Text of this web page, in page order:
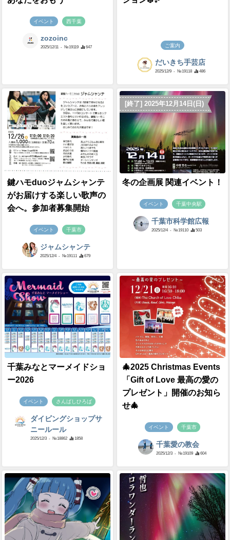
イベント 西千葉
zozoinc
2025/12/11 - №19119 647 ご案内
だいきち手芸店
2025/12/9 - №19118 486
鍵ハモduoジャムシャンテ
がお届けする楽しい歌声の
会へ。参加者募集開始
イベント 千葉市
ジャムシャンテ
2025/12/4 - №19111 679
[終了] 2025年12月14日(日)
冬の企画展 関連イベント！
イベント 千葉中央駅
千葉市科学館広報
2025/12/4 - №19110 503
千葉みなとマーメイドショ
ー2026
イベント さんばしひろば
ダイビングショップサ
ニールール
2025/12/3 - №18862 1858
🎄2025 Christmas Events
「Gift of Love 最高の愛の
プレゼント」開催のお知ら
せ🎄
イベント 千葉市
千葉愛の教会
2025/12/3 - №19109 604